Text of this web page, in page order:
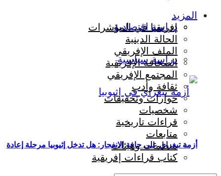
دراسة اقتصادية
دراسة سياسية
أزمة تيغراي على حافة الانفجار: هل تدخل إثيوبيا مرحلة إعادة
المزيد
إفريقيا في المؤشرات
الحالة الدينية
الملف الإفريقي
الصحافة الإفريقية
المجتمع الإفريقي
ثقافة وأدب
حوارات وتحقيقات
شخصيات
قراءات تاريخية
متابعات
منظمات وهيئات
كتاب قراءات إفريقية